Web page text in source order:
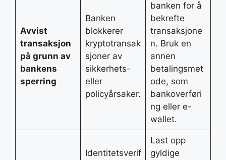
Avvist
transaksjon
på grunn av
bankens
sperring
Banken
blokkerer
kryptotransak
sjoner av
sikkerhets-
eller
policyårsaker.
banken for å
bekrefte
transaksjone
n. Bruk en
annen
betalingsmet
ode, som
bankoverføri
ng eller e-
wallet.
Identitetsverif
Last opp
gyldige